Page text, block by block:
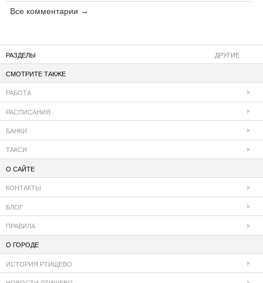
Все комментарии →
ДРУГИЕ
РАЗДЕЛЫ
СМОТРИТЕ ТАКЖЕ
РАБОТА
РАСПИСАНИЯ
БАНКИ
ТАКСИ
О САЙТЕ
КОНТАКТЫ
БЛОГ
ПРАВИЛА
О ГОРОДЕ
ИСТОРИЯ РТИЩЕВО